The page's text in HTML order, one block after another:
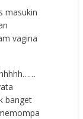
masukin
vagina
banget